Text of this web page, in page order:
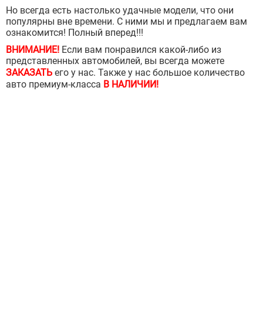
Но всегда есть настолько удачные модели, что они
популярны вне времени. С ними мы и предлагаем вам
ознакомится! Полный вперед!!!
ВНИМАНИЕ! Если вам понравился какой-либо из
представленных автомобилей, вы всегда можете
ЗАКАЗАТЬ его у нас. Также у нас большое количество
авто премиум-класса В НАЛИЧИИ!